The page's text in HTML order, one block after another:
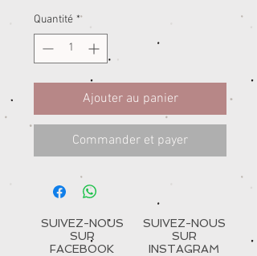
Quantité *
Ajouter au panier
Commander et payer
SUIVEZ-NOUS
SUR
FACEBOOK
SUIVEZ-NOUS
SUR
INSTAGRAM